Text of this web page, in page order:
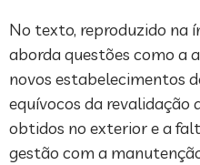
No texto, reproduzido na
aborda questões como a
novos estabelecimentos
equívocos da revalidação
obtidos no exterior e a
gestão com a